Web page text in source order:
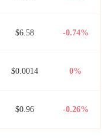
$6.58 -0.74%
$0.0014 0%
$0.96 -0.26%